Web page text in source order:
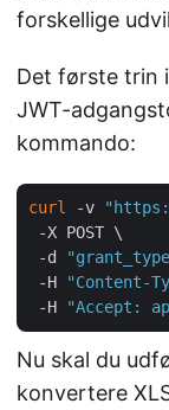
forskellige
Det første trin
JWT-
kommando:
curl -v
-X POST \
-d
-H
"Content-
-H
"Accept:
Nu skal du
konvertere